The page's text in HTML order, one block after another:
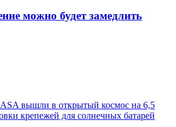
можно будет замедлить
вышли в открытый космос на 6,5
крепежей для солнечных батарей